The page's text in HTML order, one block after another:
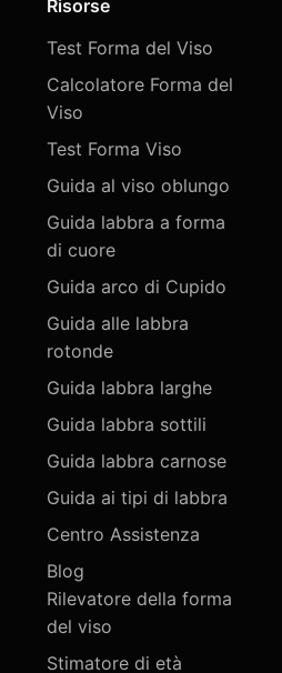
Risorse
Test Forma del Viso
Calcolatore Forma del
Viso
Test Forma Viso
Guida al viso oblungo
Guida labbra a forma
di cuore
Guida arco di Cupido
Guida alle labbra
rotonde
Guida labbra larghe
Guida labbra sottili
Guida labbra carnose
Guida ai tipi di labbra
Centro Assistenza
Blog
Rilevatore della forma
del viso
Stimatore di età